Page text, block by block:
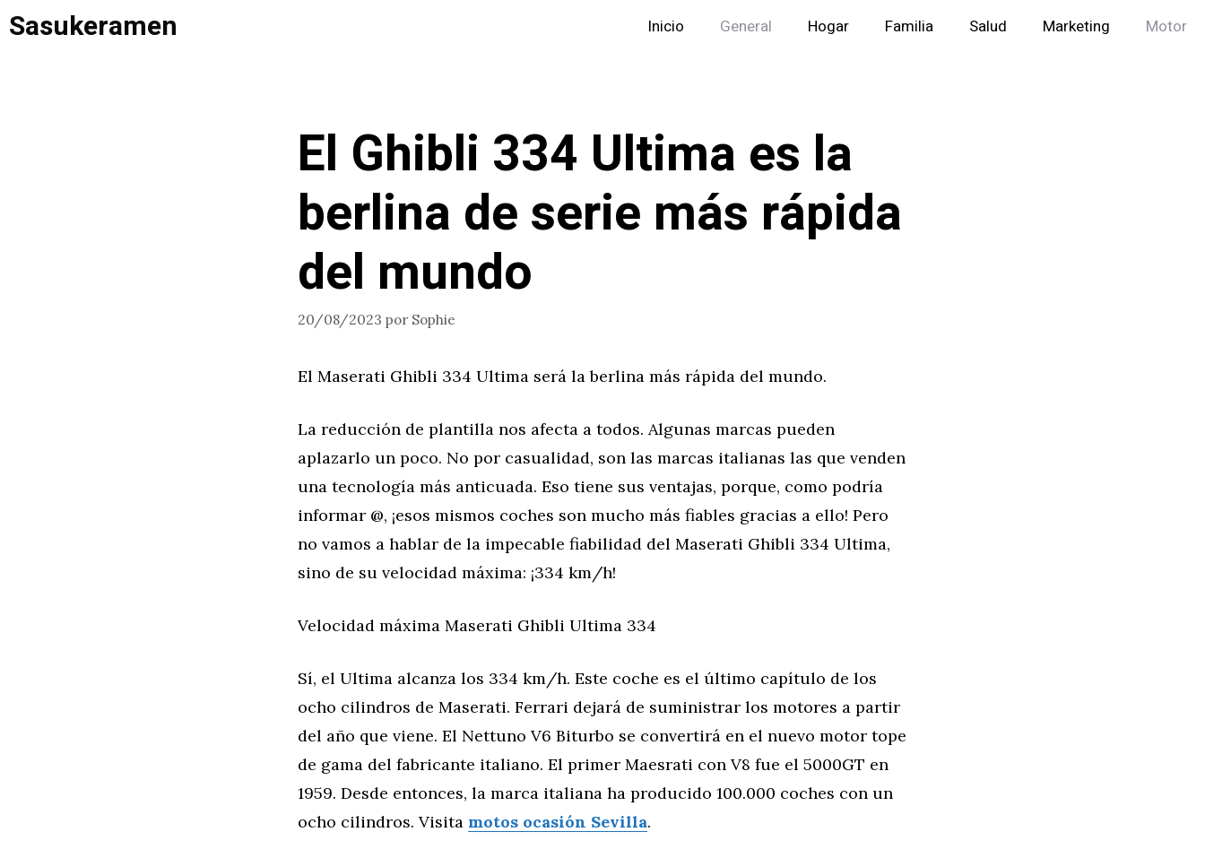
Saltar
Sasukeramen Inicio General Hogar Familia Salud Marketing Motor
El Ghibli 334 Ultima es la
berlina de serie más rápida
del mundo
20/08/2023 por Sophie
El Maserati Ghibli 334 Ultima será la berlina más rápida del mundo.
La reducción de plantilla nos afecta a todos. Algunas marcas pueden
aplazarlo un poco. No por casualidad, son las marcas italianas las que venden
una tecnología más anticuada. Eso tiene sus ventajas, porque, como podría
informar @, ¡esos mismos coches son mucho más fiables gracias a ello! Pero
no vamos a hablar de la impecable fiabilidad del Maserati Ghibli 334 Ultima,
sino de su velocidad máxima: ¡334 km/h!
Velocidad máxima Maserati Ghibli Ultima 334
Sí, el Ultima alcanza los 334 km/h. Este coche es el último capítulo de los
ocho cilindros de Maserati. Ferrari dejará de suministrar los motores a partir
del año que viene. El Nettuno V6 Biturbo se convertirá en el nuevo motor tope
de gama del fabricante italiano. El primer Maesrati con V8 fue el 5000GT en
1959. Desde entonces, la marca italiana ha producido 100.000 coches con un
ocho cilindros. Visita motos ocasión Sevilla.